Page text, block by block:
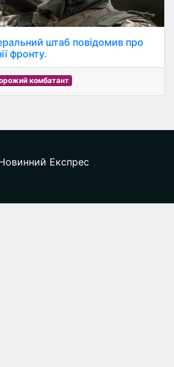
штаб повідомив про
фронту.
комбатант
Експрес